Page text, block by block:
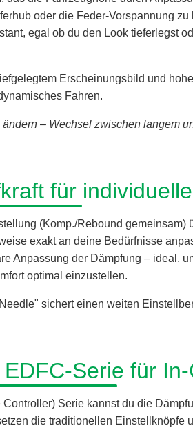
oder die Feder-Vorspannung zu
egal ob du den Look tieferlegst
Erscheinungsbild und
Fahren.
– Wechsel zwischen langem
für
(Komp./Rebound gemeinsam)
exakt an deine Bedürfnisse
Anpassung der Dämpfung – ideal,
optimal einzustellen.
sichert einen weiten
Serie für
Serie kannst du die
die traditionellen Einstellknöpfe